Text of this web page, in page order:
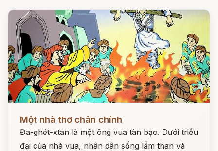
Một nhà thơ chân chính
Đa-ghét-xtan là một ông vua tàn bạo. Dưới triều
đại của nhà vua, nhân dân sống lầm than và